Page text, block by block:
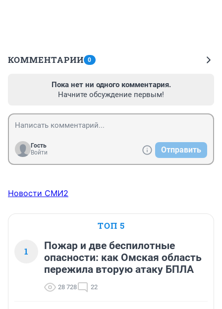
КОММЕНТАРИИ 0
Пока нет ни одного комментария.
Начните обсуждение первым!
Гость
Войти
Отправить
Новости СМИ2
ТОП 5
1
Пожар и две беспилотные
опасности: как Омская область
пережила вторую атаку БПЛА
28 728 22